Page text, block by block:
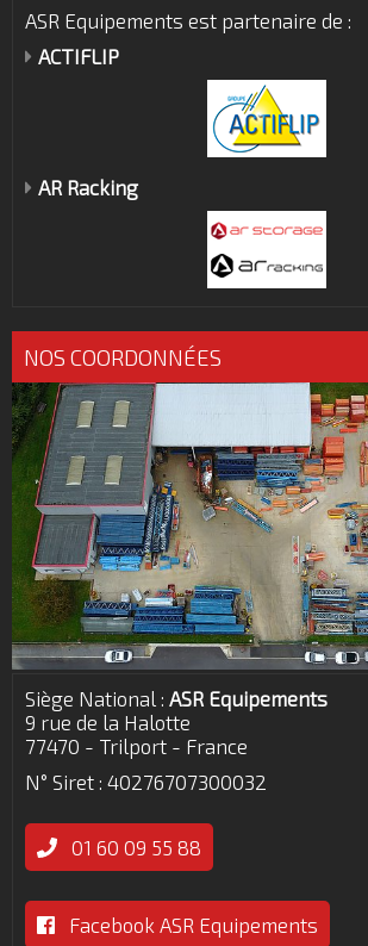
ASR Equipements est partenaire de :
ACTIFLIP
AR Racking
NOS COORDONNÉES
Siège National : ASR Equipements
9 rue de la Halotte
77470 - Trilport - France
N° Siret : 40276707300032
01 60 09 55 88
Facebook ASR Equipements